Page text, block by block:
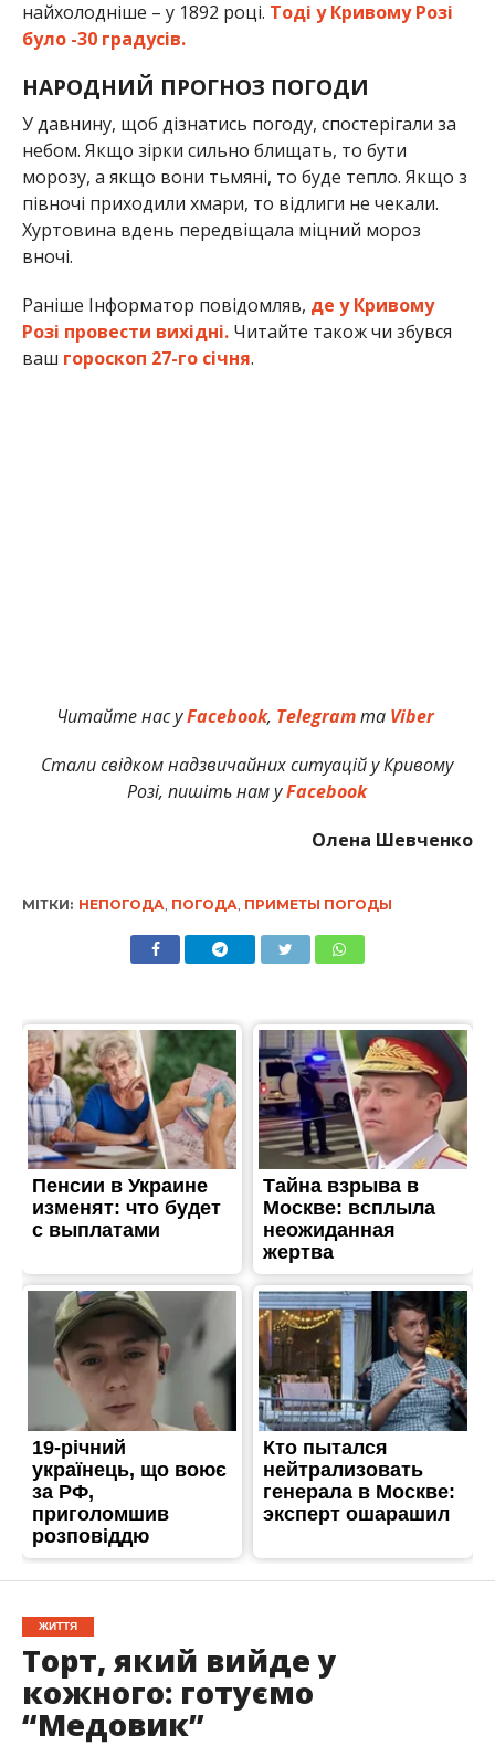
найхолодніше – у 1892 році. Тоді у Кривому Розі
було -30 градусів.
НАРОДНИЙ ПРОГНОЗ ПОГОДИ
У давнину, щоб дізнатись погоду, спостерігали за
небом. Якщо зірки сильно блищать, то бути
морозу, а якщо вони тьмяні, то буде тепло. Якщо з
півночі приходили хмари, то відлиги не чекали.
Хуртовина вдень передвіщала міцний мороз
вночі.
Раніше Інформатор повідомляв, де у Кривому
Розі провести вихідні.Читайте також чи збувся
ваш гороскоп 27-го січня.
Читайте нас уFacebook, Telegramта Viber
Стали свідком надзвичайних ситуацій у Кривому
Розі, пишіть нам уFacebook
Олена Шевченко
МІТКИ: НЕПОГОДА, ПОГОДА, ПРИМЕТЫ ПОГОДЫ
ЖИТТЯ
Торт, який вийде у
кожного: готуємо
“Медовик”